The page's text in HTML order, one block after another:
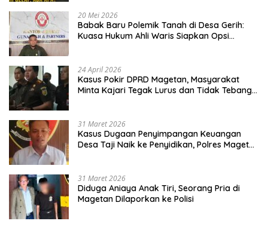
20 Mei 2026
Babak Baru Polemik Tanah di Desa Gerih:
Kuasa Hukum Ahli Waris Siapkan Opsi
24 April 2026
Kasus Pokir DPRD Magetan, Masyarakat
Minta Kajari Tegak Lurus dan Tidak Tebang
31 Maret 2026
Kasus Dugaan Penyimpangan Keuangan
Desa Taji Naik ke Penyidikan, Polres Magetan
31 Maret 2026
Diduga Aniaya Anak Tiri, Seorang Pria di
Magetan Dilaporkan ke Polisi